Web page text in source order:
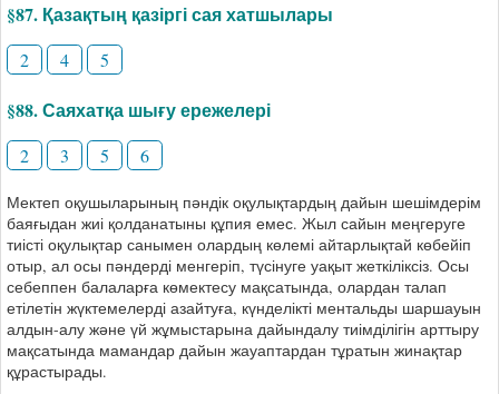
§87. Қазақтың қазіргі сая хатшылары
2 4 5
§88. Саяхатқа шығу ережелері
2 3 5 6
Мектеп оқушыларының пәндік оқулықтардың дайын шешімдерім
баяғыдан жиі қолданатыны құпия емес. Жыл сайын меңгеруге
тиісті оқулықтар санымен олардың көлемі айтарлықтай көбейіп
отыр, ал осы пәндерді менгеріп, түсінуге уақыт жеткіліксіз. Осы
себеппен балаларға көмектесу мақсатында, олардан талап
етілетін жүктемелерді азайтуға, күнделікті ментальды шаршауын
алдын-алу және үй жұмыстарына дайындалу тиімділігін арттыру
мақсатында мамандар дайын жауаптардан тұратын жинақтар
құрастырады.